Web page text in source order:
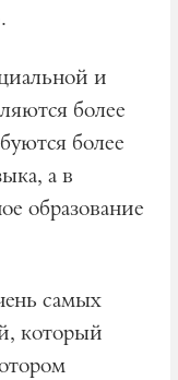
и
более
более
а в
образование
самых
который